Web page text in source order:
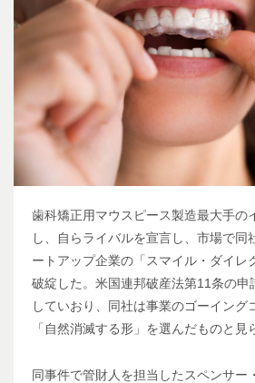
歯科矯正用マウスピース製造最大手の
し、自らライバルを宣言し、市場で同
ートアップ企業の「スマイル・ダイレ
破綻した。米国連邦破産法第11条の申
していおり、同社は事業のゴーイング
「自然消滅する形」を選んだものと見
同事件で管財人を担当したスペンサー